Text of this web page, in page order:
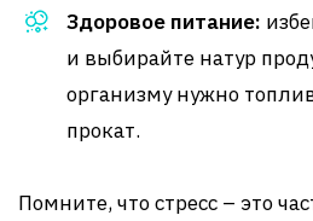
Здоровое питание:
и выбирайте натур
организму нужно
прокат.
Помните, что стресс – это